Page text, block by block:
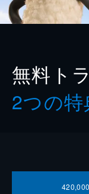
無料ト
2つの特